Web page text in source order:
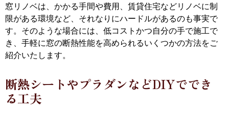
窓リノベは、かかる手間や費用、賃貸住宅などリノベに制
限がある環境など、それなりにハードルがあるのも事実で
す。そのような場合には、低コストかつ自分の手で施工で
き、手軽に窓の断熱性能を高められるいくつかの方法をご
紹介いたします。
断熱シートやプラダンなどDIYででき
る工夫